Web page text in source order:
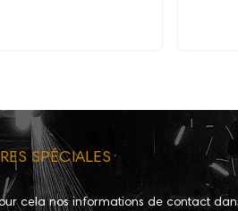
SPÉCIALES
cela nos informations de contact